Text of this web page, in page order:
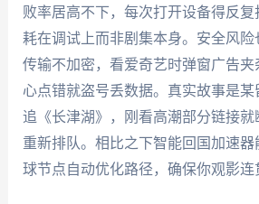
败率居高不下，每次打开设备得反
耗在调试上而非剧集本身。安全风
传输不加密，看爱奇艺时弹窗广告
心点错就盗号丢数据。真实故事是
追《长津湖》，刚看高潮部分链接
重新排队。相比之下智能回国加速
球节点自动优化路径，确保你观影连